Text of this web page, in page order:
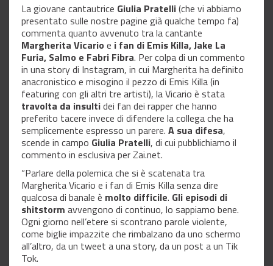
La giovane cantautrice Giulia Pratelli(che vi abbiamo
presentato sulle nostre pagine già qualche tempo fa)
commenta quanto avvenuto tra la cantante
Margherita Vicario e i fan di Emis Killa, Jake La
Furia, Salmo e Fabri Fibra. Per colpa di un commento
in una story di Instagram, in cui Margherita ha definito
anacronistico e misogino il pezzo di Emis Killa (in
featuring con gli altri tre artisti), la Vicario è stata
travolta da insultidei fan dei rapper che hanno
preferito tacere invece di difendere la collega che ha
semplicemente espresso un parere. A sua difesa,
scende in campo Giulia Pratelli, di cui pubblichiamo il
commento in esclusiva per Zai.net.
“Parlare della polemica che si è scatenata tra
Margherita Vicario e i fan di Emis Killa senza dire
qualcosa di banale è molto difficile. Gli episodi di
shitstorm avvengono di continuo, lo sappiamo bene.
Ogni giorno nell’etere si scontrano parole violente,
come biglie impazzite che rimbalzano da uno schermo
all’altro, da un tweet a una story, da un post a un Tik
Tok.